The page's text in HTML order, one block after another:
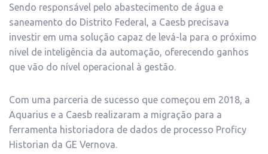
Sendo responsável pelo abastecimento de água e
saneamento do Distrito Federal, a Caesb precisava
investir em uma solução capaz de levá-la para o próximo
nível de inteligência da automação, oferecendo ganhos
que vão do nível operacional à gestão.
Com uma parceria de sucesso que começou em 2018, a
Aquarius e a Caesb realizaram a migração para a
ferramenta historiadora de dados de processo Proficy
Historian da GE Vernova.